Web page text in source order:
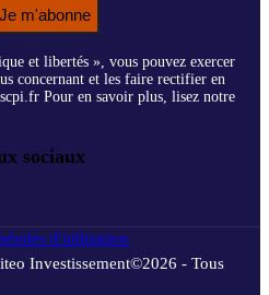
Je m'abonne
et libertés », vous pouvez exercer
concernant et les faire rectifier en
Pour en savoir plus, lisez notre
sociaux
d'utilisation
Investissement©2026 - Tous